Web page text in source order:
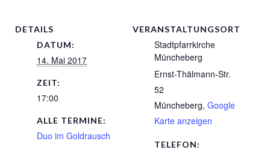
DETAILS
DATUM:
14. Mai 2017
ZEIT:
17:00
ALLE TERMINE:
Duo im Goldrausch
VERANSTALTUNGSORT
Stadtpfarrkirche
Müncheberg
Ernst-Thälmann-Str.
52
Müncheberg, Google
Karte anzeigen
TELEFON: